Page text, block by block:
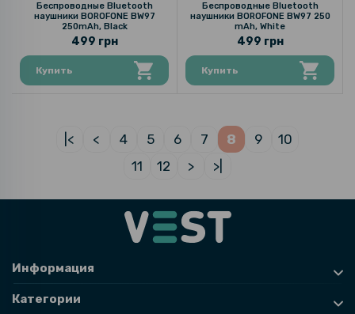
Беспроводные Bluetooth
наушники BOROFONE BW97
250mAh, Black
499 грн
Купить
Беспроводные Bluetooth
наушники BOROFONE BW97 250
mAh, White
499 грн
Купить
|< < 4 5 6 7 8 9
10
11
12 > >|
Информация
Категории